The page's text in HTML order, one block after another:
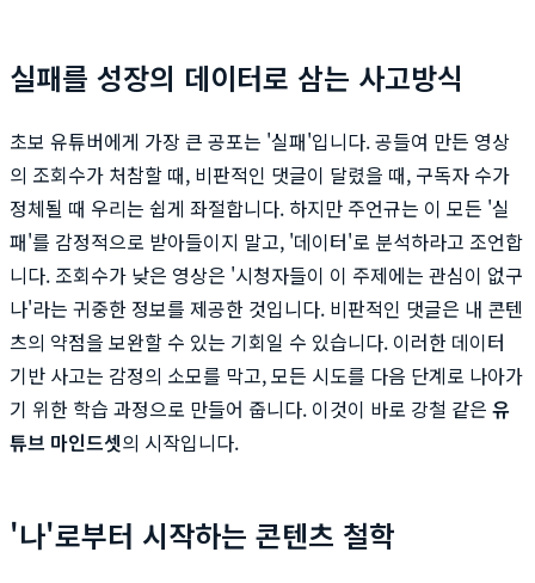
실패를 성장의 데이터로 삼는 사고방식
초보 유튜버에게 가장 큰 공포는 '실패'입니다. 공들여 만든 영상
의 조회수가 처참할 때, 비판적인 댓글이 달렸을 때, 구독자 수가
정체될 때 우리는 쉽게 좌절합니다. 하지만 주언규는 이 모든 '실
패'를 감정적으로 받아들이지 말고, '데이터'로 분석하라고 조언합
니다. 조회수가 낮은 영상은 '시청자들이 이 주제에는 관심이 없구
나'라는 귀중한 정보를 제공한 것입니다. 비판적인 댓글은 내 콘텐
츠의 약점을 보완할 수 있는 기회일 수 있습니다. 이러한 데이터
기반 사고는 감정의 소모를 막고, 모든 시도를 다음 단계로 나아가
기 위한 학습 과정으로 만들어 줍니다. 이것이 바로 강철 같은 유
튜브 마인드셋의 시작입니다.
'나'로부터 시작하는 콘텐츠 철학